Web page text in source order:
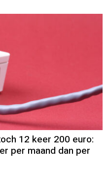
12 keer 200 euro:
per maand dan per